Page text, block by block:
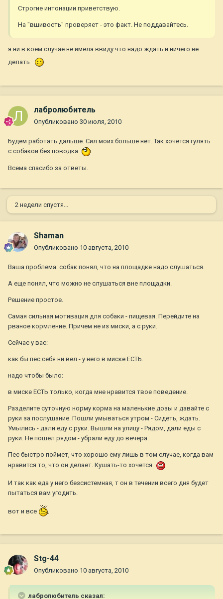
Строгие интонации приветствую.
На "вшивость" проверяет - это факт. Не поддавайтесь.
я ни в коем случае не имела ввиду что надо ждать и ничего не
делать
лабролюбитель
Опубликовано 30 июля, 2010
Будем работать дальше. Сил моих больше нет. Так хочется гулять
с собакой без поводка.
Всема спасибо за ответы.
2 недели спустя...
Shaman
Опубликовано 10 августа, 2010
Ваша проблема: собак понял, что на площадке надо слушаться.
А еще понял, что можно не слушаться вне площадки.
Решение простое.
Самая сильная мотивация для собаки - пищевая. Перейдите на
рваное кормление. Причем не из миски, а с руки.
Сейчас у вас:
как бы пес себя ни вел - у него в миске ЕСТЬ.
надо чтобы было:
в миске ЕСТЬ только, когда мне нравится твое поведение.
Разделите суточную норму корма на маленькие дозы и давайте с
руки за послушание. Пошли умываться утром - Сидеть, ждать.
Умылись - дали еду с руки. Вышли на улицу - Рядом, дали еды с
руки. Не пошел рядом - убрали еду до вечера.
Пес быстро поймет, что хорошо ему лишь в том случае, когда вам
нравится то, что он делает. Кушать-то хочется
И так как еда у него безсистемная, т он в течении всего дня будет
пытаться вам угодить.
вот и все
Stg-44
Опубликовано 10 августа, 2010
лабролюбитель сказал: